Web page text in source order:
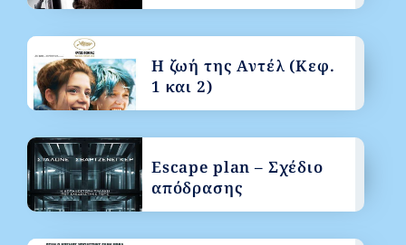
Η ζωή της Αντέλ (Κεφ.
1 και 2)
Escape plan – Σχέδιο
απόδρασης